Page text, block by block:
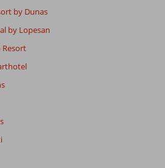
by Dunas
by Lopesan
Resort